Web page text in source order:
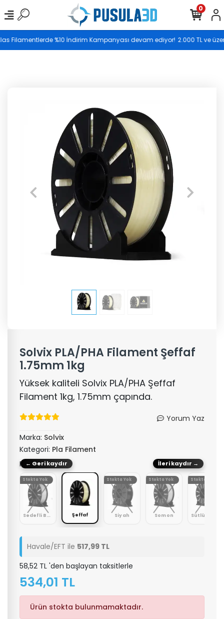
Saat 17.00’ye kadar vereceğiniz siparişler aynı gün
kargoya teslim edilir.
Filamentlerde %10 İndirim Kampanyası devam ediyor! 2.000 TL ve
0
Solvix PLA/PHA Filament Şeffaf
1.75mm 1kg
Yüksek kaliteli Solvix PLA/PHA Şeffaf
Filament 1kg, 1.75mm çapında.
Yorum Yaz
Marka: Solvix
Kategori: Pla Filament
Renk: Şeffaf
Sedefli Beyaz
Stokta Yok
Şeffaf Siyah
Stokta Yok
Somon
Stokta Yok Stokta Yok
← Geri kaydır İleri kaydır →
Havale/EFT ile 517,99 TL
58,52 TL 'den başlayan taksitlerle
534,01 TL
Ürün stokta bulunmamaktadır.